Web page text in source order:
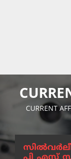
CURRENT